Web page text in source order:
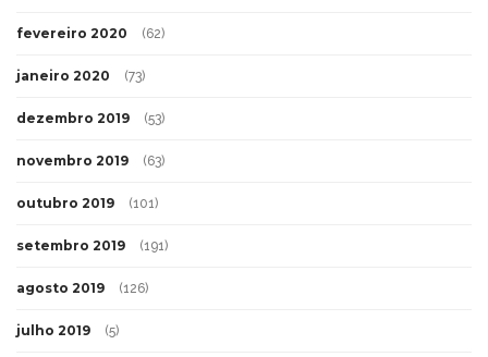
fevereiro 2020 (62)
janeiro 2020 (73)
dezembro 2019 (53)
novembro 2019 (63)
outubro 2019 (101)
setembro 2019 (191)
agosto 2019 (126)
julho 2019 (5)